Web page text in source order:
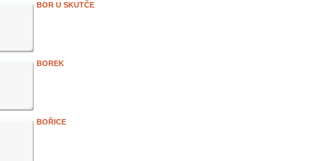
BOR U SKUTČE
BOREK
BOŘICE